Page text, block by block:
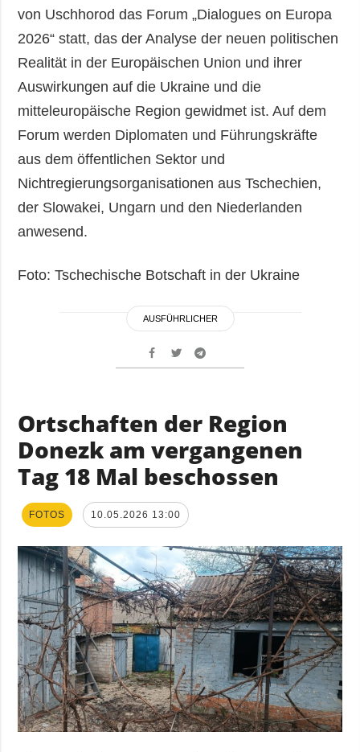
von Uschhorod das Forum „Dialogues on Europa
2026“ statt, das der Analyse der neuen politischen
Realität in der Europäischen Union und ihrer
Auswirkungen auf die Ukraine und die
mitteleuropäische Region gewidmet ist. Auf dem
Forum werden Diplomaten und Führungskräfte
aus dem öffentlichen Sektor und
Nichtregierungsorganisationen aus Tschechien,
der Slowakei, Ungarn und den Niederlanden
anwesend.
Foto: Tschechische Botschaft in der Ukraine
AUSFÜHRLICHER
Ortschaften der Region
Donezk am vergangenen
Tag 18 Mal beschossen
FOTOS 10.05.2026 13:00